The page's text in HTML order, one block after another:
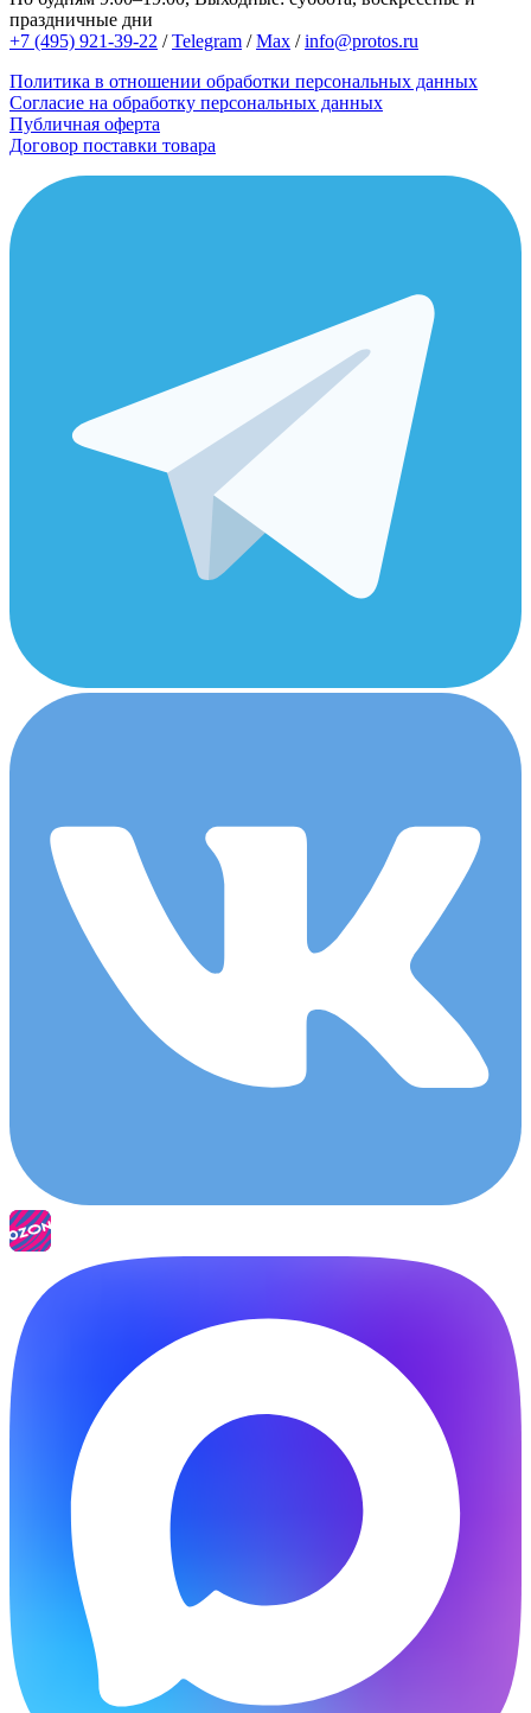
праздничные дни
+7 (495) 921-39-22 /Telegram /Max /info@protos.ru
Политика в отношении обработки персональных данных
Согласие на обработку персональных данных
Публичная оферта
Договор поставки товара